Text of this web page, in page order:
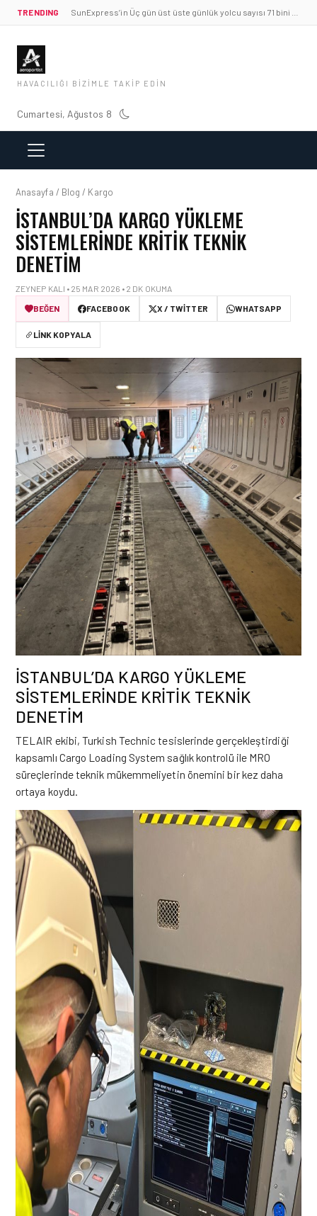
TRENDING
HAVACILIĞI BIZIMLE TAKIP EDIN
Cumartesi, Ağustos 8
Anasayfa / Blog / Kargo
İSTANBUL’DA KARGO YÜKLEME
SISTEMLERINDE KRITIK TEKNIK
DENETIM
ZEYNEP KALI • 25 MAR 2026 • 2 DK OKUMA
BEĞEN
FACEBOOK X / TWITTER WHATSAPP
LINK KOPYALA
İSTANBUL’DA KARGO YÜKLEME
SİSTEMLERİNDE KRİTİK TEKNİK
DENETİM
TELAIR ekibi, Turkish Technic tesislerinde gerçekleştirdiği
kapsamlı Cargo Loading System sağlık kontrolü ile MRO
süreçlerinde teknik mükemmeliyetin önemini bir kez daha
ortaya koydu.